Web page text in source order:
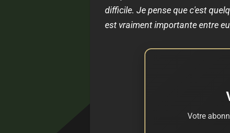
difficile. Je pense que c'est
est vraiment importante entre
Votre